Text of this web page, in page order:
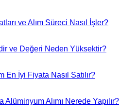
ve Alım Süreci Nasıl İşler?
ve Değeri Neden Yüksektir?
En İyi Fiyata Nasıl Satılır?
Alüminyum Alımı Nerede Yapılır?